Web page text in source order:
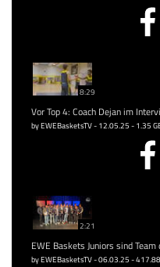
8:29
Vor Top 4: Coach Dejan im
by EWEBasketsTV - 12.05.25 - 1.35
2:21
EWE Baskets Juniors sind Team
by EWEBasketsTV - 06.03.25 -